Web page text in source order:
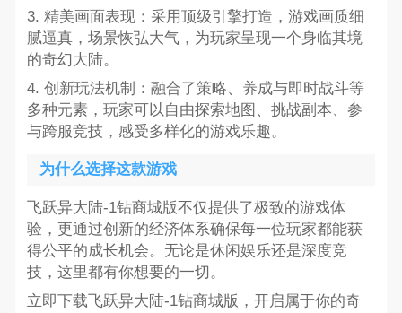
3. 精美画面表现：采用顶级引擎打造，游戏画质细
腻逼真，场景恢弘大气，为玩家呈现一个身临其境
的奇幻大陆。
4. 创新玩法机制：融合了策略、养成与即时战斗等
多种元素，玩家可以自由探索地图、挑战副本、参
与跨服竞技，感受多样化的游戏乐趣。
为什么选择这款游戏
飞跃异大陆-1钻商城版不仅提供了极致的游戏体
验，更通过创新的经济体系确保每一位玩家都能获
得公平的成长机会。无论是休闲娱乐还是深度竞
技，这里都有你想要的一切。
立即下载飞跃异大陆-1钻商城版，开启属于你的奇